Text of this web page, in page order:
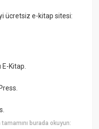
ücretsiz e-kitap sitesi:
Kitap.
tamamını burada okuyun: